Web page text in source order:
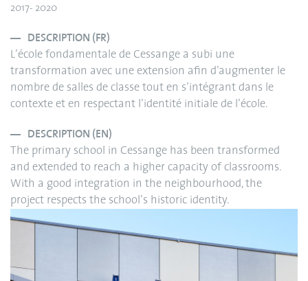
2017- 2020
DESCRIPTION (FR)
L’école fondamentale de Cessange a subi une
transformation avec une extension afin d’augmenter le
nombre de salles de classe tout en s’intégrant dans le
contexte et en respectant l’identité initiale de l’école.
DESCRIPTION (EN)
The primary school in Cessange has been transformed
and extended to reach a higher capacity of classrooms.
With a good integration in the neighbourhood, the
project respects the school’s historic identity.